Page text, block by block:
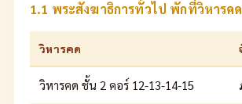
1.1 พระสังฆาธิการทั่วไป พักที่วิหารค
วิหารคด
วิหารคด ชั้น 2 คอร์ 12-13-14-15